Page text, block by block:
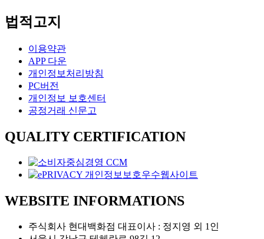
법적고지
이용약관
APP 다운
개인정보처리방침
PC버전
개인정보 보호센터
공정거래 신문고
QUALITY CERTIFICATION
WEBSITE INFORMATIONS
주식회사 현대백화점 대표이사 : 정지영 외 1인